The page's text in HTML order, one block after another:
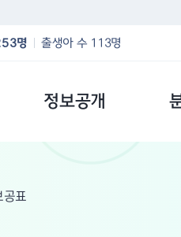
명 출생아 수 113명
정보공개
표